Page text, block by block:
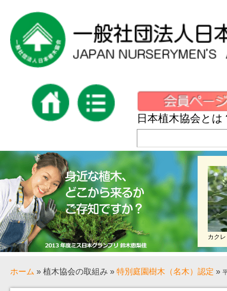
日本植木協会とは
カク
ホーム » 植木協会の取組み » 特別庭園樹木（名木）認定 »